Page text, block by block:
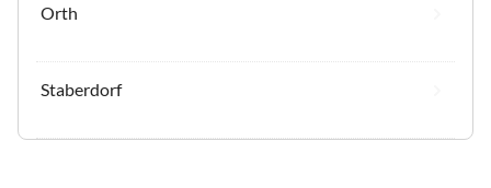
Orth
Staberdorf